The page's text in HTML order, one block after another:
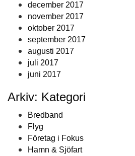
december 2017
november 2017
oktober 2017
september 2017
augusti 2017
juli 2017
juni 2017
Arkiv: Kategori
Bredband
Flyg
Företag i Fokus
Hamn & Sjöfart